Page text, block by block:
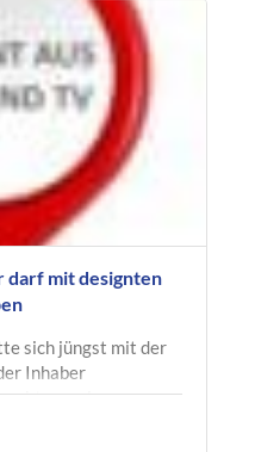
darf mit designten
sich jüngst mit der
Inhaber
an einem
Logos auf…